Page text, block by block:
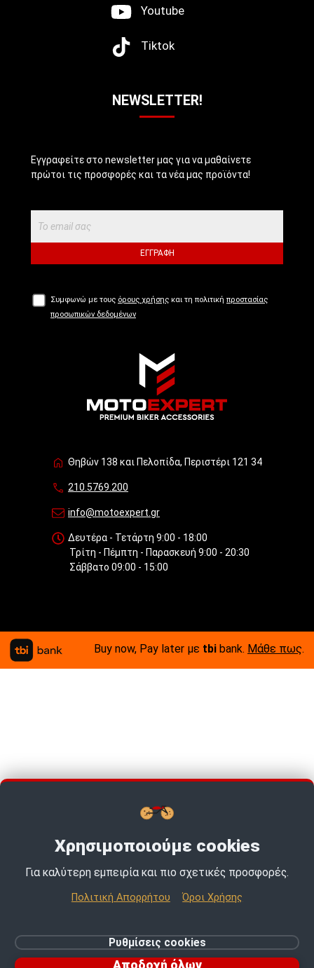
Youtube
Tiktok
NEWSLETTER!
Εγγραφείτε στο newsletter μας για να μαθαίνετε
πρώτοι τις προσφορές και τα νέα μας προϊόντα!
ΕΓΓΡΑΦΉ
Συμφωνώ με τους όρους χρήσης και τη πολιτική προστασίας
προσωπικών δεδομένων
Θηβών 138 και Πελοπίδα, Περιστέρι 121 34
210.5769.200
info@motoexpert.gr
Δευτέρα - Τετάρτη 9:00 - 18:00
Τρίτη - Πέμπτη - Παρασκευή 9:00 - 20:30
Σάββατο 09:00 - 15:00
Buy now, Pay later με tbi bank. Μάθε πως.
© 2026 MotoExpert | All rights reserved.
Ρυθμίσεις cookies
Χρησιμοποιούμε cookies
Για καλύτερη εμπειρία και πιο σχετικές προσφορές.
Πολιτική Απορρήτου Όροι Χρήσης
Ρυθμίσεις cookies